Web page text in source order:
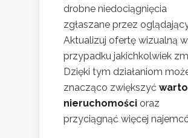
drobne niedociągnięcia
zgłaszane przez
Aktualizuj ofertę wizualną w
przypadku jakichkolwiek
Dzięki tym działaniom
znacząco zwiększyć
nieruchomości oraz
przyciągnąć więcej